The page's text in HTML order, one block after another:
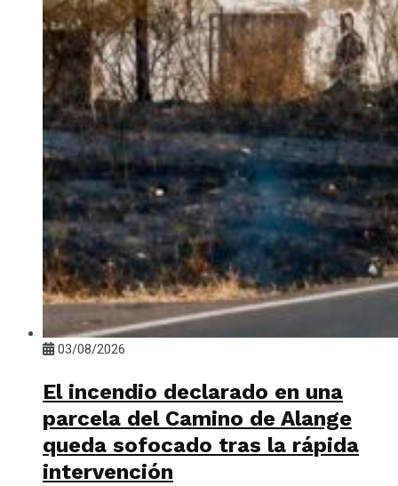
03/08/2026
El incendio declarado en una
parcela del Camino de Alange
queda sofocado tras la rápida
intervención